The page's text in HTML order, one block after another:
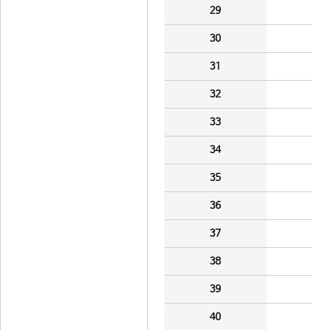
29
30
31
32
33
34
35
36
37
38
39
40